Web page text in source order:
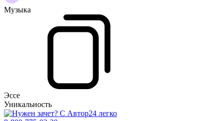
Музыка
Эссе
Уникальность